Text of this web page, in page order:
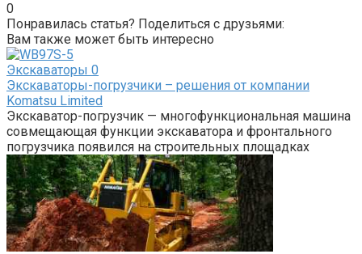
0
Понравилась статья? Поделиться с друзьями:
Вам также может быть интересно
Экскаваторы 0
Экскаваторы-погрузчики – решения от компании
Komatsu Limited
Экскаватор-погрузчик — многофункциональная машина
совмещающая функции экскаватора и фронтального
погрузчика появился на строительных площадках